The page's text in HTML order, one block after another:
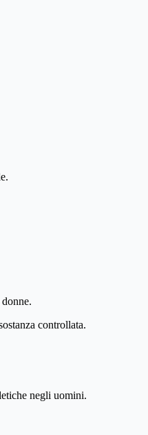
controllata.
negli uomini.